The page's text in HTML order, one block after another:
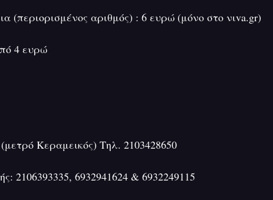
(περιορισμένος αριθμός) : 6 ευρώ (μόνο στο νιva.gr)
4 ευρώ
Κεραμεικός) Τηλ. 2103428650
2106393335, 6932941624 & 6932249115